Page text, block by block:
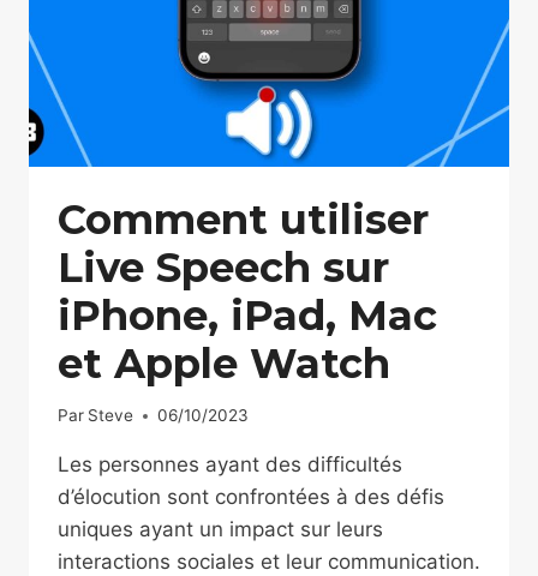
Comment utiliser
Live Speech sur
iPhone, iPad, Mac
et Apple Watch
Par Steve 06/10/2023
Les personnes ayant des difficultés
d’élocution sont confrontées à des défis
uniques ayant un impact sur leurs
interactions sociales et leur communication.